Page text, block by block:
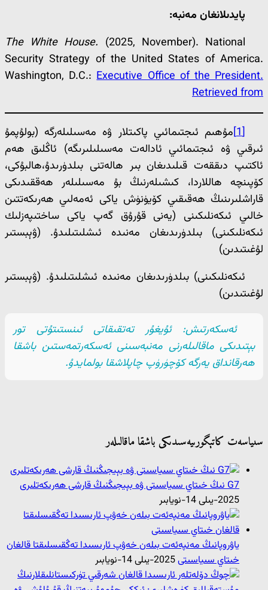
پايدىلانغان مەنبە:
The White House. (2025, November). National
Security Strategy of the United States of America.
Washington, D.C.:Executive Office of the President.
Retrieved from
[1] مۇھىم ئىجتىمائىي پاكىتلار ۋە مەسىلىلەرگە (بولۇپمۇ
ئىرقىي ۋە ئىجتىمائىي ئادالەت مەسىلىلىرىگە) ئاڭلىق ھەم
ئاكتىپ دىققەت قىلىدىغان بىر ھالەتنى بىلدۈرىدۇ،ھالبۇكى،
كۆپىنچە ھاللاردا، كىشىلەرنىڭ بۇ مەسىلىلەر ھەققىدىكى
قاراشلىرىنىڭ ھەقىقىي كۆيۈنۈش ياكى ئەمەلىي ھەرىكەتتىن
خالىي ئىكەنلىكىنى (يەنى قۇرۇق گەپ ياكى ساختىپەزلىك
ئىكەنلىكىنى) بىلدۈرىدىغان مەنىدە ئىشلىتىلىدۇ. (ۋېبستىر
لۇغىتىدىن)
ئىكەنلىكىنى) بىلدۈرىدىغان مەنىدە ئىشلىتىلىدۇ. (ۋېبستىر
لۇغىتىدىن)
ئەسكەرتىش: ئۇيغۇر تەتقىقاتى ئىنستىتۇتى تور
بېتىدىكى ماقالىلەرنى مەنبەسىنى ئەسكەرتمەستىن باشقا
ھەرقانداق يەرگە كۆچۈرۈپ چاپلاشقا بولمايدۇ.
سىياسەت كاتېگورىيەسىدىكى باشقا ماقالىلەر
G7 نىڭ خىتاي سىياسىتى ۋە بېيجىڭنىڭ قارشى ھەرىكەتلىرى
2025-يىلى 14-نويابىر
ياۋروپانىڭ مەنپەئەت بىلەن خەۋپ ئارىسىدا تەڭقىسلىقتا قالغان
خىتاي سىياسىتى2025-يىلى 14-نويابىر